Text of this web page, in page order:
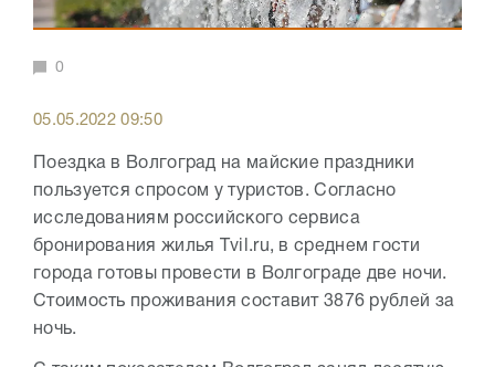
0
05.05.2022 09:50
Поездка в Волгоград на майские праздники
пользуется спросом у туристов. Согласно
исследованиям российского сервиса
бронирования жилья Tvil.ru, в среднем гости
города готовы провести в Волгограде две ночи.
Стоимость проживания составит 3876 рублей за
ночь.